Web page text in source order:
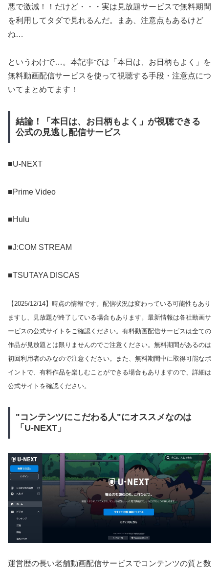
悪で激減！！だけど・・・実は見放題サービスで無料期間
を利用してタダで見れるんだ。まあ、注意点もあるけど
ね…
というわけで…。本記事では「本日は、お日柄もよく」を
無料動画配信サービスを使って視聴する手段・注意点につ
いてまとめてます！
結論！「本日は、お日柄もよく」が視聴できる
公式の見逃し配信サービス
■U-NEXT
■Prime Video
■Hulu
■J:COM STREAM
■TSUTAYA DISCAS
【 2025/12/14】時点の情報です。配信状況は変わっている可能性もあり
ますし、見放題が終了している場合もあります。最新情報は各社動画サ
ービスの公式サイトをご確認ください。有料動画配信サービスは全ての
作品が見放題とは限りませんのでご注意ください。無料期間があるのは
初回利用者のみなので注意ください。また、無料期間中に取得可能なポ
イントで、有料作品を楽しむことができる場合もありますので、詳細は
公式サイトを確認ください。
"コンテンツにこだわる人"にオススメなのは
「U-NEXT」
運営歴の長い老舗動画配信サービスでコンテンツの質と数